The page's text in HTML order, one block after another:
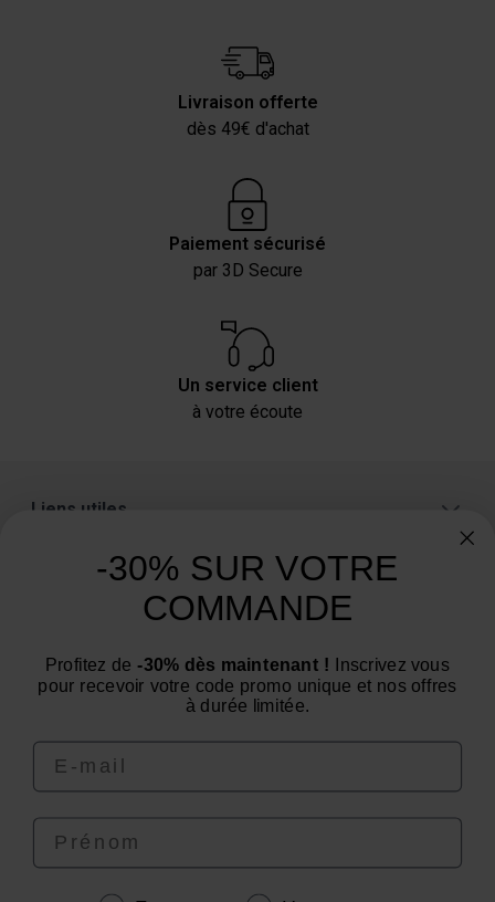
Livraison offerte
dès 49€ d'achat
Paiement sécurisé
par 3D Secure
Un service client
à votre écoute
Liens utiles
Nous contacter par email
-30% SUR VOTRE
COMMANDE
Profitez de -30% dès maintenant ! Inscrivez vous
pour recevoir votre code promo unique et nos offres
à durée limitée.
Email
Prénom